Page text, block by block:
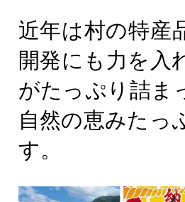
近年は村の特産
開発にも力を入
がたっぷり詰ま
自然の恵みたっ
す。